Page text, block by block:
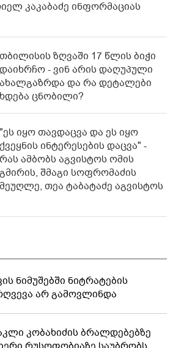
კაკაბაძე ინფორმაციას
თბილისის ზღვაში 17 წლის ბიჭი
დაიხრჩო - ვინ არის დაღუპული
ახალგაზრდა და რა დეტალები
ხდება ცნობილი?
"ეს იყო თავდაცვა და ეს იყო
ქვეყნის ინტერესების დაცვა" -
რას ამბობს აგვისტოს ომის
გმირის, შმაგი სოფრომაძის
მეუღლე, თეა ტაბატაძე აგვისტოს
ნიმუშებში ნიტრატების
არ გამოვლინდა
კობახიძის ბრალდებებზე